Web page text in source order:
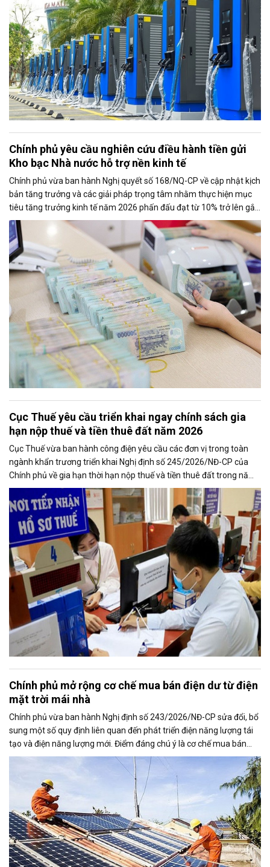
Chính phủ yêu cầu nghiên cứu điều hành tiền gửi
Kho bạc Nhà nước hỗ trợ nền kinh tế
Chính phủ vừa ban hành Nghị quyết số 168/NQ-CP về cập nhật kịch
bản tăng trưởng và các giải pháp trọng tâm nhằm thực hiện mục
tiêu tăng trưởng kinh tế năm 2026 phấn đấu đạt từ 10% trở lên gắn
với giữ vững ổn định kinh tế vĩ mô. Một trong những nhiệm vụ đáng
chú ý là nghiên cứu điều hành tiền gửi của Kho bạc Nhà nước tại
các ngân hàng thương mại để tăng nguồn vốn ngắn hạn cho nền
kinh tế.
Cục Thuế yêu cầu triển khai ngay chính sách gia
hạn nộp thuế và tiền thuê đất năm 2026
Cục Thuế vừa ban hành công điện yêu cầu các đơn vị trong toàn
ngành khẩn trương triển khai Nghị định số 245/2026/NĐ-CP của
Chính phủ về gia hạn thời hạn nộp thuế và tiền thuê đất trong năm
2026, nhằm bảo đảm chính sách nhanh chóng đi vào thực tiễn và
hỗ trợ kịp thời cho người nộp thuế.
Chính phủ mở rộng cơ chế mua bán điện dư từ điện
mặt trời mái nhà
Chính phủ vừa ban hành Nghị định số 243/2026/NĐ-CP sửa đổi, bổ
sung một số quy định liên quan đến phát triển điện năng lượng tái
tạo và điện năng lượng mới. Điểm đáng chú ý là cơ chế mua bán
điện dư từ các hệ thống điện mặt trời mái nhà được mở rộng, trong
đó nâng tỷ lệ sản lượng điện dư được phép giao dịch từ 20% lên tối
đa 50%, tạo thêm động lực cho người dân và doanh nghiệp đầu tư
vào nguồn điện sạch.